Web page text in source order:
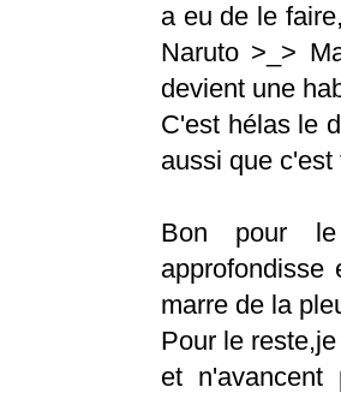
a eu de le
Naruto >_>
devient une
C'est hélas le
aussi que
Bon pour
approfondisse
marre de la
Pour le
et